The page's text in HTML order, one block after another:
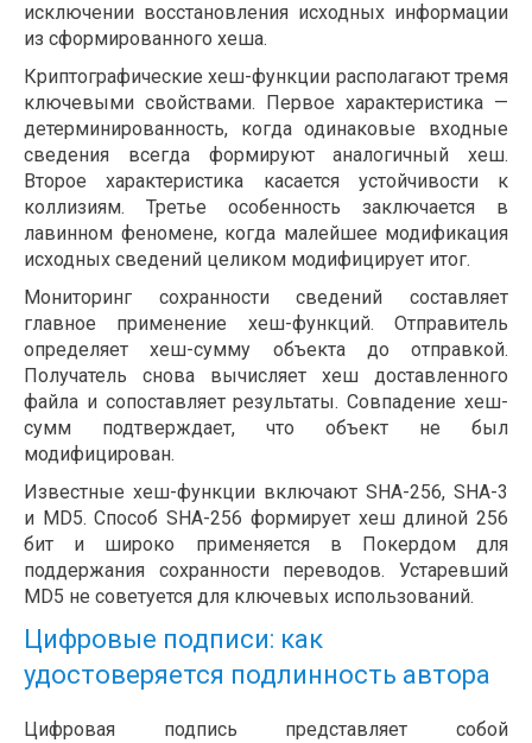
исключении восстановления исходных информации
из сформированного хеша.
Криптографические хеш-функции располагают тремя
ключевыми свойствами. Первое характеристика —
детерминированность, когда одинаковые входные
сведения всегда формируют аналогичный хеш.
Второе характеристика касается устойчивости к
коллизиям. Третье особенность заключается в
лавинном феномене, когда малейшее модификация
исходных сведений целиком модифицирует итог.
Мониторинг сохранности сведений составляет
главное применение хеш-функций. Отправитель
определяет хеш-сумму объекта до отправкой.
Получатель снова вычисляет хеш доставленного
файла и сопоставляет результаты. Совпадение хеш-
сумм подтверждает, что объект не был
модифицирован.
Известные хеш-функции включают SHA-256, SHA-3
и MD5. Способ SHA-256 формирует хеш длиной 256
бит и широко применяется в Покердом для
поддержания сохранности переводов. Устаревший
MD5 не советуется для ключевых использований.
Цифровые подписи: как
удостоверяется подлинность автора
Цифровая подпись представляет собой